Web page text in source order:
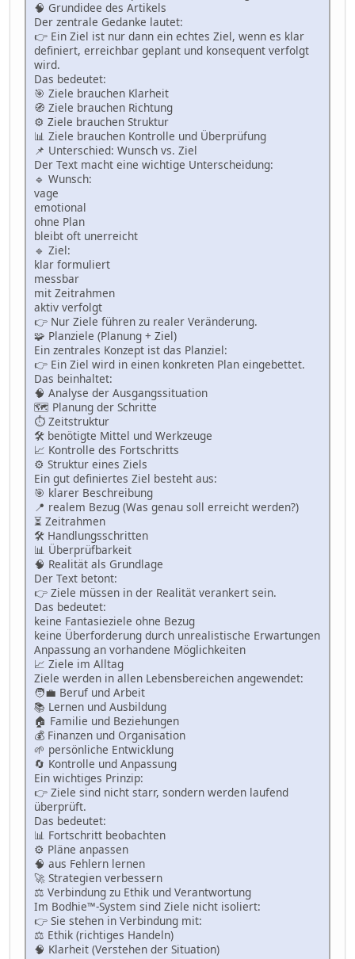
🧠 Grundidee des Artikels
Der zentrale Gedanke lautet:
👉 Ein Ziel ist nur dann ein echtes Ziel, wenn es klar
definiert, erreichbar geplant und konsequent verfolgt
wird.
Das bedeutet:
🎯 Ziele brauchen Klarheit
🧭 Ziele brauchen Richtung
⚙️ Ziele brauchen Struktur
📊 Ziele brauchen Kontrolle und Überprüfung
📌 Unterschied: Wunsch vs. Ziel
Der Text macht eine wichtige Unterscheidung:
🔹 Wunsch:
vage
emotional
ohne Plan
bleibt oft unerreicht
🔹 Ziel:
klar formuliert
messbar
mit Zeitrahmen
aktiv verfolgt
👉 Nur Ziele führen zu realer Veränderung.
🧩 Planziele (Planung + Ziel)
Ein zentrales Konzept ist das Planziel:
👉 Ein Ziel wird in einen konkreten Plan eingebettet.
Das beinhaltet:
🧠 Analyse der Ausgangssituation
🗺 Planung der Schritte
⏱ Zeitstruktur
🛠 benötigte Mittel und Werkzeuge
📈 Kontrolle des Fortschritts
⚙️ Struktur eines Ziels
Ein gut definiertes Ziel besteht aus:
🎯 klarer Beschreibung
📍 realem Bezug (Was genau soll erreicht werden?)
⏳ Zeitrahmen
🛠 Handlungsschritten
📊 Überprüfbarkeit
🧠 Realität als Grundlage
Der Text betont:
👉 Ziele müssen in der Realität verankert sein.
Das bedeutet:
keine Fantasieziele ohne Bezug
keine Überforderung durch unrealistische Erwartungen
Anpassung an vorhandene Möglichkeiten
📈 Ziele im Alltag
Ziele werden in allen Lebensbereichen angewendet:
🧑💼 Beruf und Arbeit
📚 Lernen und Ausbildung
🏠 Familie und Beziehungen
💰 Finanzen und Organisation
🌱 persönliche Entwicklung
🔄 Kontrolle und Anpassung
Ein wichtiges Prinzip:
👉 Ziele sind nicht starr, sondern werden laufend
überprüft.
Das bedeutet:
📊 Fortschritt beobachten
⚙️ Pläne anpassen
🧠 aus Fehlern lernen
🚀 Strategien verbessern
⚖️ Verbindung zu Ethik und Verantwortung
Im Bodhie™-System sind Ziele nicht isoliert:
👉 Sie stehen in Verbindung mit:
⚖️ Ethik (richtiges Handeln)
🧠 Klarheit (Verstehen der Situation)